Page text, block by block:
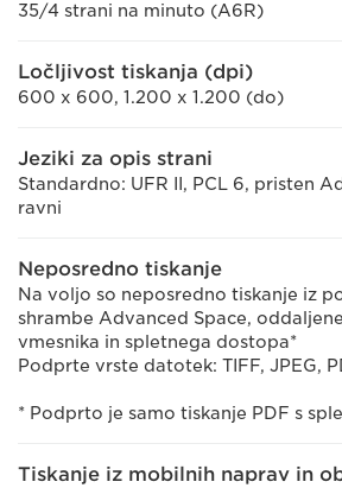
35/4 strani na minuto (A6R)
Ločljivost tiskanja (dpi)
600 x 600, 1.200 x 1.200 (do)
Jeziki za opis strani
Standardno: UFR II, PCL 6, pristen
ravni
Neposredno tiskanje
Na voljo so neposredno tiskanje iz
shrambe Advanced Space,
vmesnika in spletnega dostopa*
Podprte vrste datotek: TIFF, JPEG,
* Podprto je samo tiskanje PDF s
Tiskanje iz mobilnih naprav in